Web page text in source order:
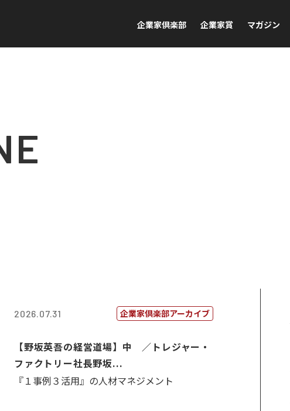
企業家倶楽部 企業家賞 マガジン
2026.07.31 企業家倶楽部アーカイブ
【野坂英吾の経営道場】中 ／トレジャー・
ファクトリー社長野坂...
『１事例３活用』の人材マネジメント